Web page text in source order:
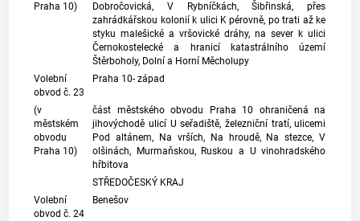
Praha 10)
Dobročovická, V Rybníčkách, Šibřinská, přes
zahrádkářskou kolonií k ulici K pérovně, po trati až ke
styku malešické a vršovické dráhy, na sever k ulici
Černokostelecké a hranicí
katastrálního území
Štěrboholy, Dolní a Horní Měcholupy
Volební
obvod č. 23
Praha 10- západ
(v
městském
obvodu
Praha 10)
část městského obvodu Praha 10 ohraničená na
jihovýchodě ulicí U seřadiště, železniční tratí, ulicemi
Pod altánem, Na vrších, Na hroudě, Na stezce, V
olšinách, Murmaňskou, Ruskou a U vinohradského
hřbitova
STŘEDOČESKÝ KRAJ
Volební
obvod č. 24
Benešov